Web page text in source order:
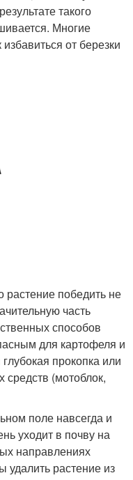
такого
Многие
от березки
победить не
часть
способов
для картофеля и
прокопка или
(мотоблок,
поле навсегда и
уходит в почву на
направлениях
удалить растение из